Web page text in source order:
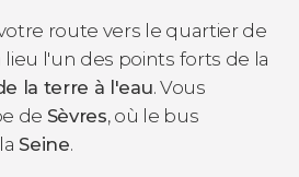
route vers le quartier de
lieu l'un des points forts de la
la terre à l'eau. Vous
de Sèvres, où le bus
Seine.